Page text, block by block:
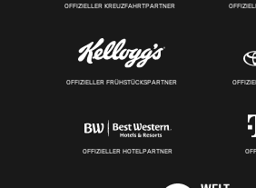
OFFIZIELLER KREUZFAHRTPARTNER
OFFIZIELLER FRÜHSTÜCKSPARTNER
OFFIZIELLER HOTELPARTNER